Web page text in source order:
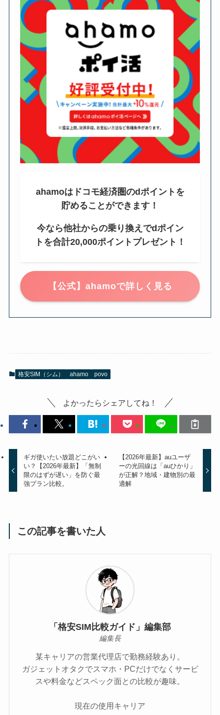
ahamoはドコモ経済圏のdポイントを
貯めることができます！
今なら他社からの乗り換えでdポイン
トを合計20,000ポイントプレゼント！
【公式】ahamoで詳しく見る
格安SIM（シム） ahamo povo
よかったらシェアしてね！
ギガ使いたい放題どこがい
い？【2026年最新】「無制
限のはずが遅い」を防ぐ最
強プラン比較。
【2026年最新】auユーザ
ーの光回線は「auひかり」
が正解？地域・建物別の最
適解
この記事を書いた人
「格安SIM比較ガイド」編集部
編集長
某キャリアの営業代理店で勤務経験あり。
ガジェットオタクでスマホ・PCだけでなくサービ
スや料金などスペック面との比較が趣味。
現在の使用キャリア